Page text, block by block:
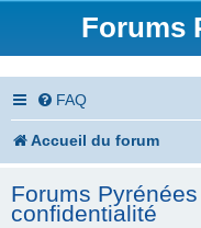
Forums
FAQ
Accueil du forum
Forums
confidentialité